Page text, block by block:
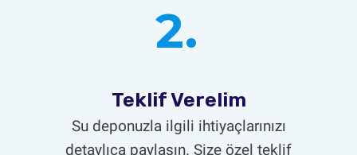
2.
Teklif Verelim
Su deponuzla ilgili ihtiyaçlarınızı
detaylıca paylaşın. Size özel teklif